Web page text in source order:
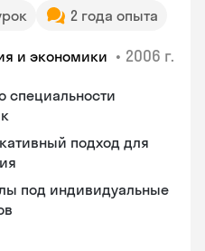
2 года опыта
и экономики • 2006 г.
специальности
подход для
под индивидуальные